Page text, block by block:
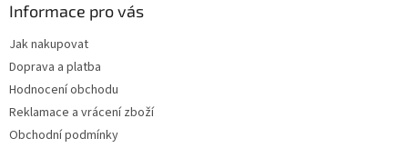
Informace pro vás
Jak nakupovat
Doprava a platba
Hodnocení obchodu
Reklamace a vrácení zboží
Obchodní podmínky